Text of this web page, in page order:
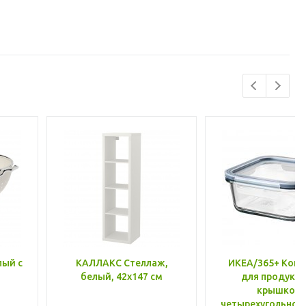
с
КАЛЛАКС Стеллаж,
белый, 42x147 см
ИКЕА/365+
для
крышкой,